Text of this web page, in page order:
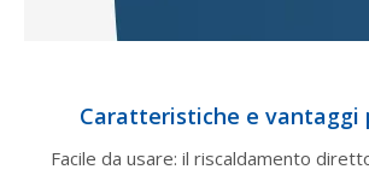
Caratteristiche e vantaggi
Facile da usare: il riscaldamento